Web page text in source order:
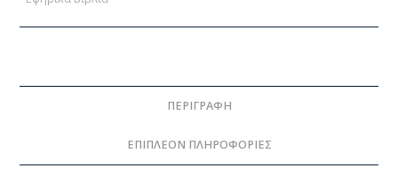
ΠΕΡΙΓΡΑΦΉ
ΕΠΙΠΛΈΟΝ ΠΛΗΡΟΦΟΡΊΕΣ